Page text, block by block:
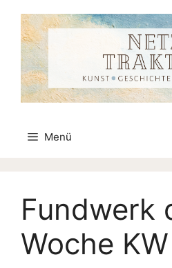
Inhalt
springen
Menü
Fundwerk
Woche